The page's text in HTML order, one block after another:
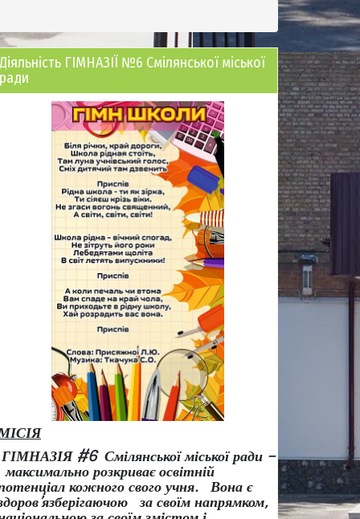
Діяльність ГІМНАЗІЇ №6 Смілянської міської
ради
ГІМНАЗІЯ #6 Смілянської міської ради –
розкриває освітній
кожного свого учня.
Вона є
’язберігаючою за своїм напрямком,